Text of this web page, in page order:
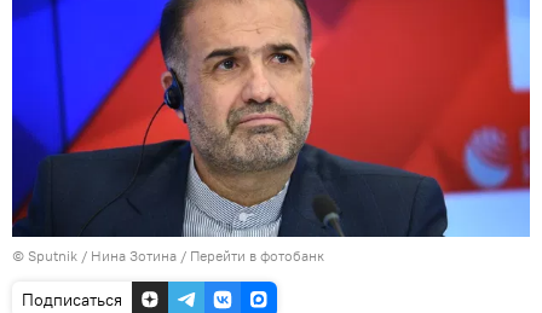
© Sputnik / Нина Зотина / Перейти в фотобанк
Подписаться